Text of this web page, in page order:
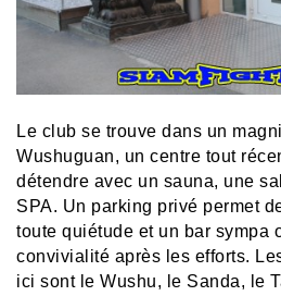
Le club se trouve dans un
Wushuguan, un centre tout
détendre avec un sauna, une
SPA. Un parking privé permet
toute quiétude et un bar sympa
convivialité après les efforts.
ici sont le Wushu, le Sanda, le